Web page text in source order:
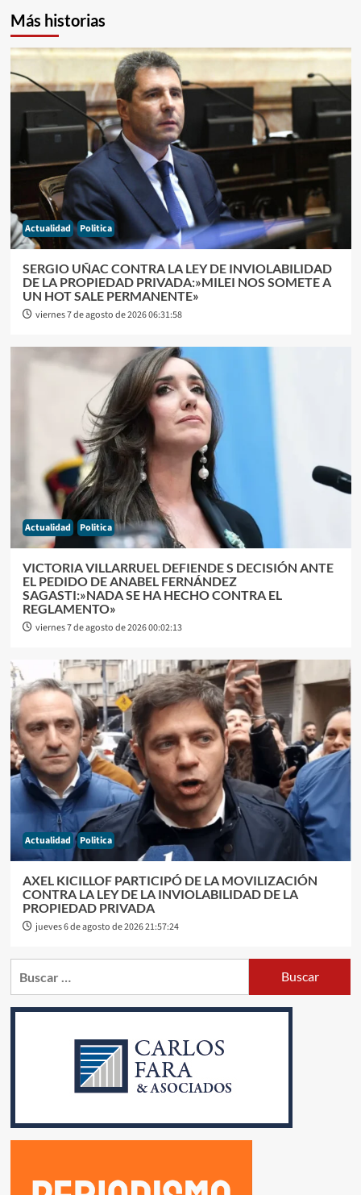
Más historias
Actualidad Politica
SERGIO UÑAC CONTRA LA LEY DE INVIOLABILIDAD
DE LA PROPIEDAD PRIVADA:»MILEI NOS SOMETE A
UN HOT SALE PERMANENTE»
viernes 7 de agosto de 2026 06:31:58
Actualidad Politica
VICTORIA VILLARRUEL DEFIENDE S DECISIÓN ANTE
EL PEDIDO DE ANABEL FERNÁNDEZ
SAGASTI:»NADA SE HA HECHO CONTRA EL
REGLAMENTO»
viernes 7 de agosto de 2026 00:02:13
Actualidad Politica
AXEL KICILLOF PARTICIPÓ DE LA MOVILIZACIÓN
CONTRA LA LEY DE LA INVIOLABILIDAD DE LA
PROPIEDAD PRIVADA
jueves 6 de agosto de 2026 21:57:24